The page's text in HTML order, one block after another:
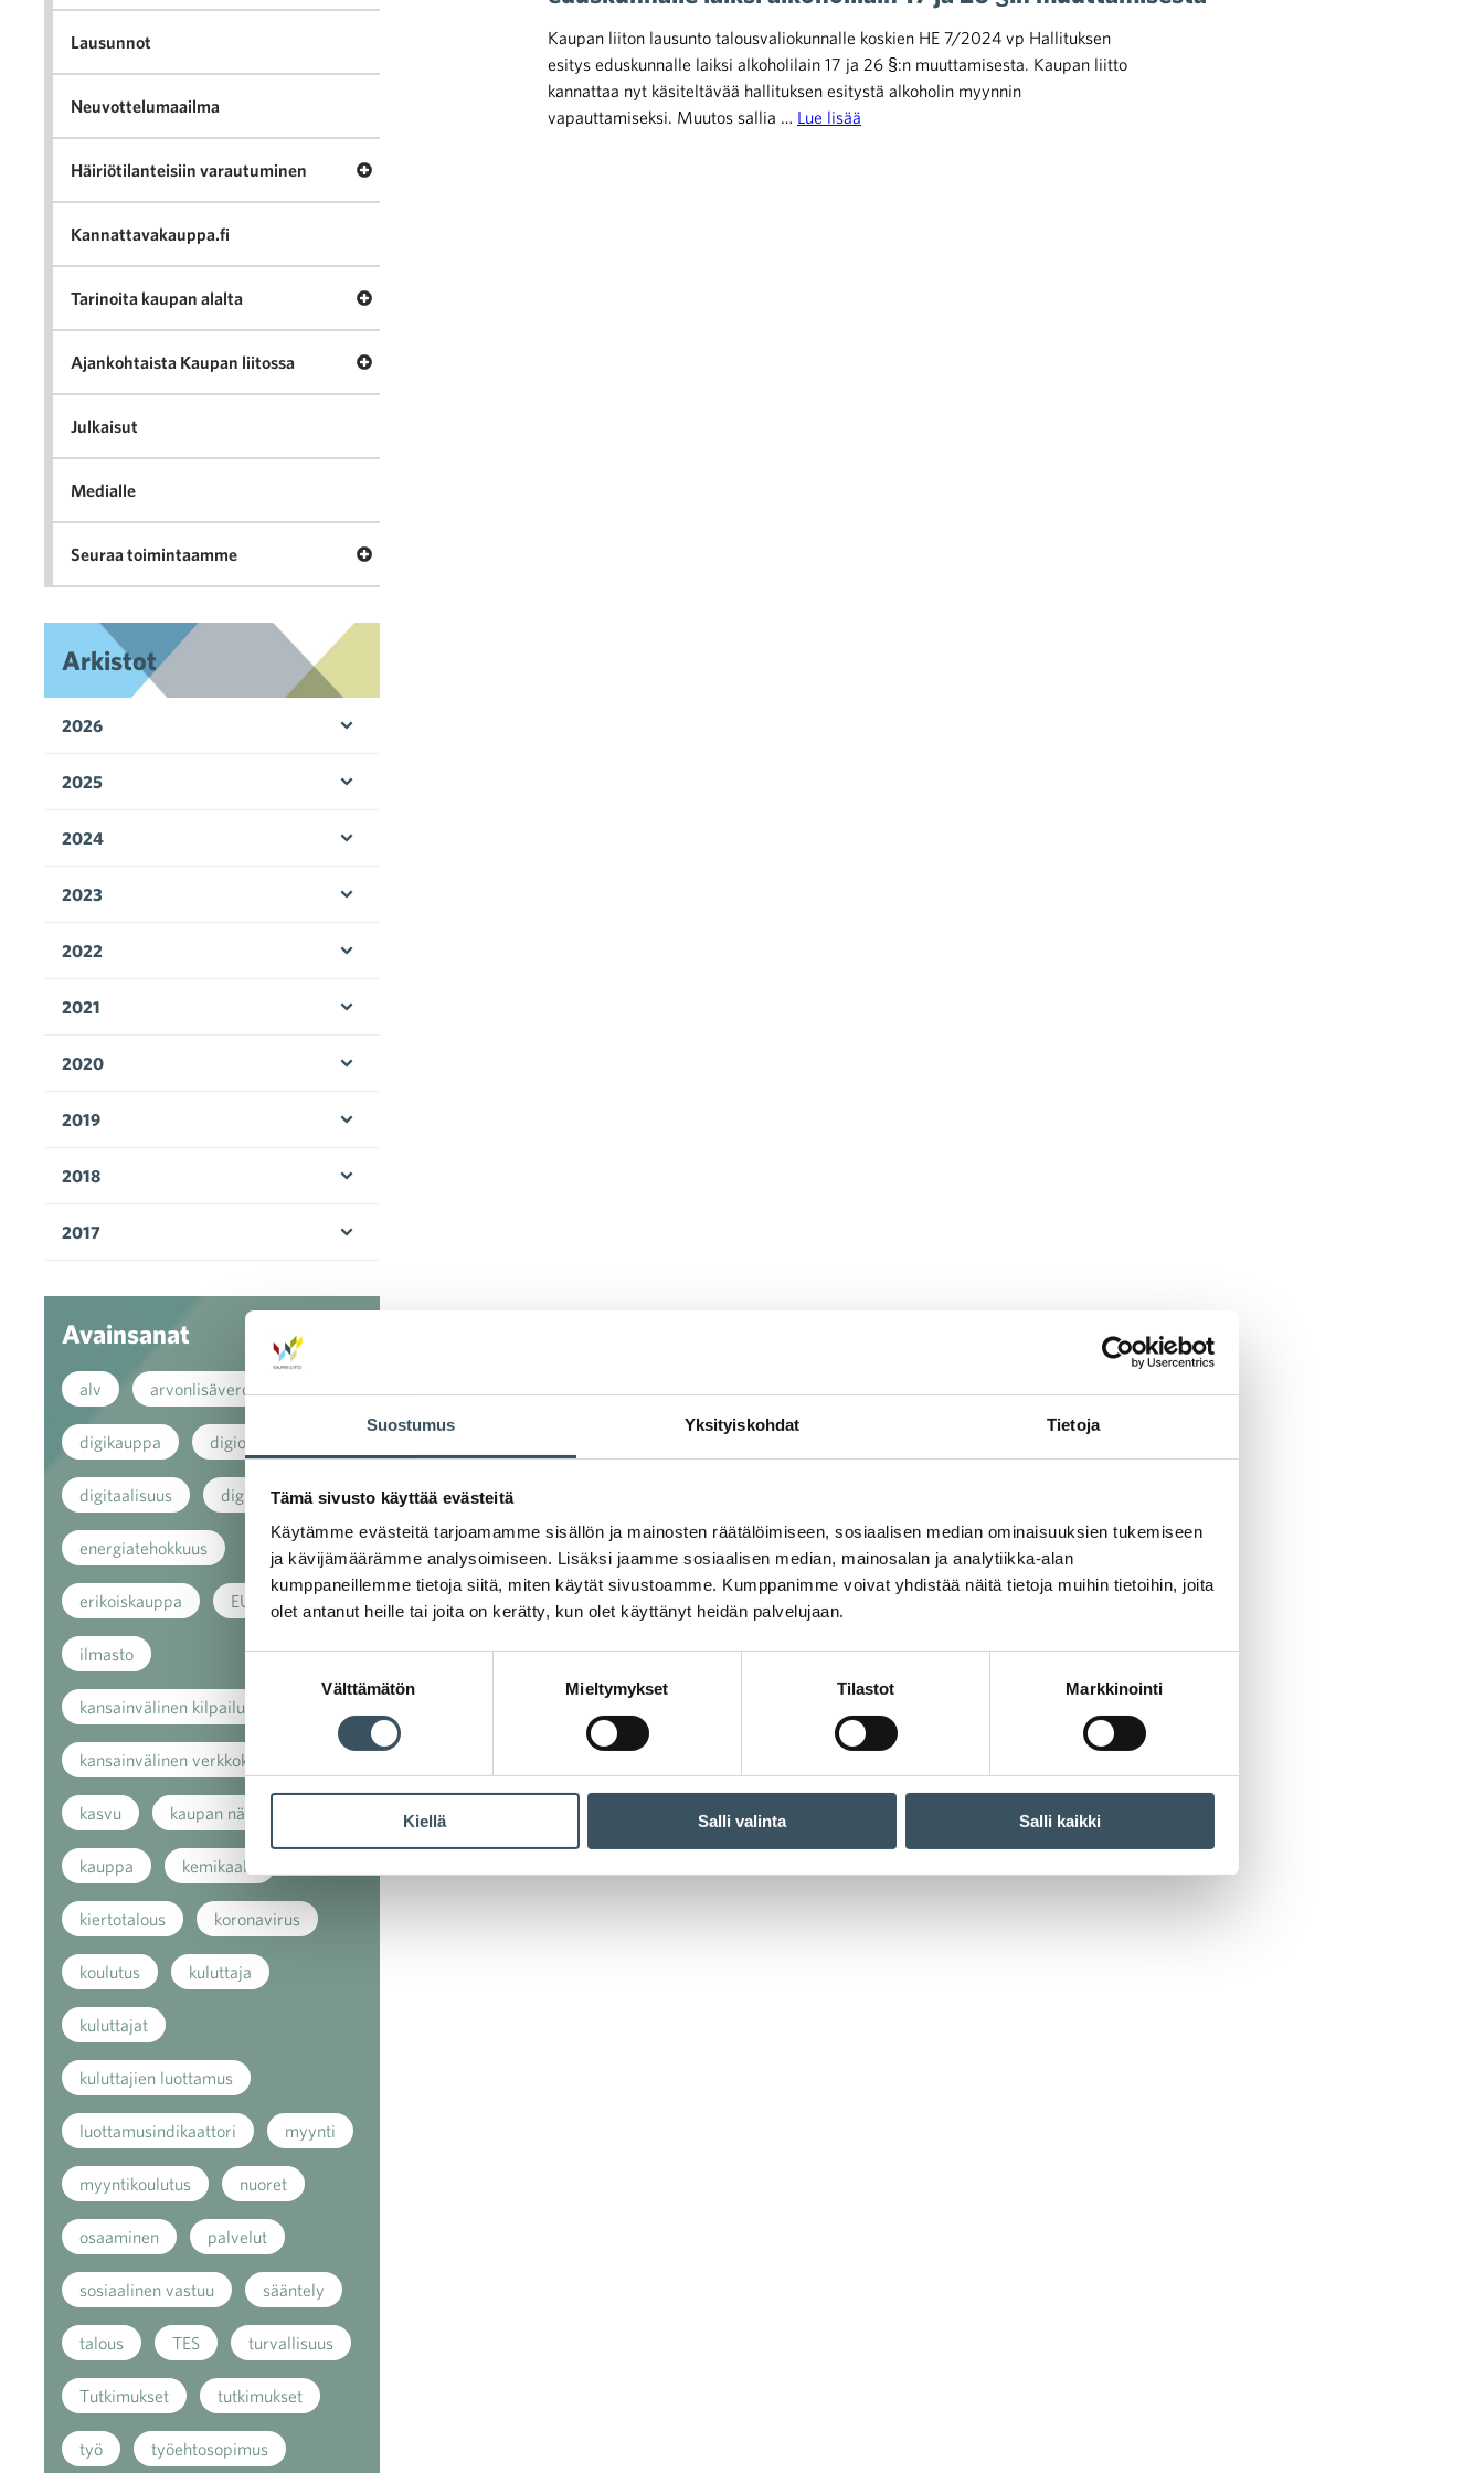
Suostumus Yksityiskohdat Tietoja
Tämä sivusto käyttää evästeitä
Käytämme evästeitä tarjoamamme sisällön ja mainosten räätälöimiseen, sosiaalisen median ominaisuuksien tukemiseen
ja kävijämäärämme analysoimiseen. Lisäksi jaamme sosiaalisen median, mainosalan ja analytiikka-alan
kumppaneillemme tietoja siitä, miten käytät sivustoamme. Kumppanimme voivat yhdistää näitä tietoja muihin tietoihin, joita
olet antanut heille tai joita on kerätty, kun olet käyttänyt heidän palvelujaan.
valinta
Välttämätön Mieltymykset Tilastot Markkinointi
Kiellä Salli valinta Salli kaikki
Kaupan liiton lausunto talousvaliokunnalle koskien HE 7/2024 vp Hallituksen
esitys eduskunnalle laiksi alkoholilain 17 ja 26 §:n muuttamisesta. Kaupan liitto
kannattaa nyt käsiteltävää hallituksen esitystä alkoholin myynnin
vapauttamiseksi. Muutos sallia … Lue lisää
Lausunnot
Neuvottelumaailma
Häiriötilanteisiin varautuminen Avaa valikko Häiriötilanteisiin varautuminen
Kannattavakauppa.fi
Tarinoita kaupan alalta Avaa valikko Tarinoita kaupan alalta
Ajankohtaista Kaupan liitossa Avaa valikko Ajankohtaista Kaupan liitossa
Julkaisut
Medialle
Seuraa toimintaamme Avaa valikko Seuraa toimintaamme
Arkistot
2026
2025
2024
2023
2022
2021
2020
2019
2018
2017
Avainsanat
alv arvonlisävero
digikauppa digiostaminen
digitaalisuus digitalisaatio
energiatehokkuus
erikoiskauppa EU
ilmasto
kansainvälinen kilpailu
kansainvälinen verkkokauppa
kasvu kaupan näkymät
kauppa kemikaalit
kiertotalous koronavirus
koulutus kuluttaja
kuluttajat
kuluttajien luottamus
luottamusindikaattori myynti
myyntikoulutus nuoret
osaaminen palvelut
sosiaalinen vastuu sääntely
talous TES turvallisuus
Tutkimukset tutkimukset
työ työehtosopimus